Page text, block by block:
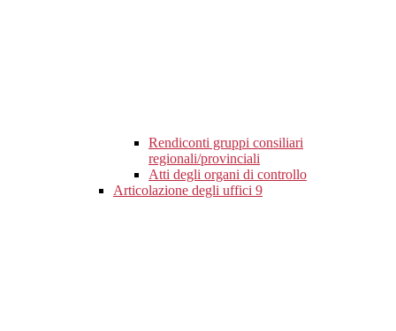
Rendiconti gruppi consiliari
regionali/provinciali
Atti degli organi di controllo
Articolazione degli uffici 9